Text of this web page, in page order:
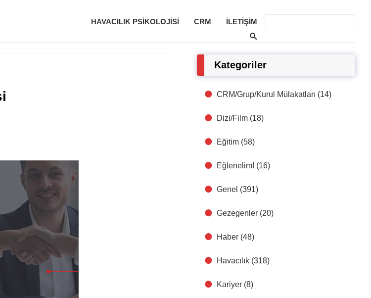
HAVACILIK PSIKOLOJISI CRM İLETIŞIM
Kategoriler
CRM/Grup/Kurul Mülakatları (14)
Dizi/Film (18)
Eğitim (58)
Eğlenelim! (16)
Genel (391)
Gezegenler (20)
Haber (48)
Havacılık (318)
Kariyer (8)